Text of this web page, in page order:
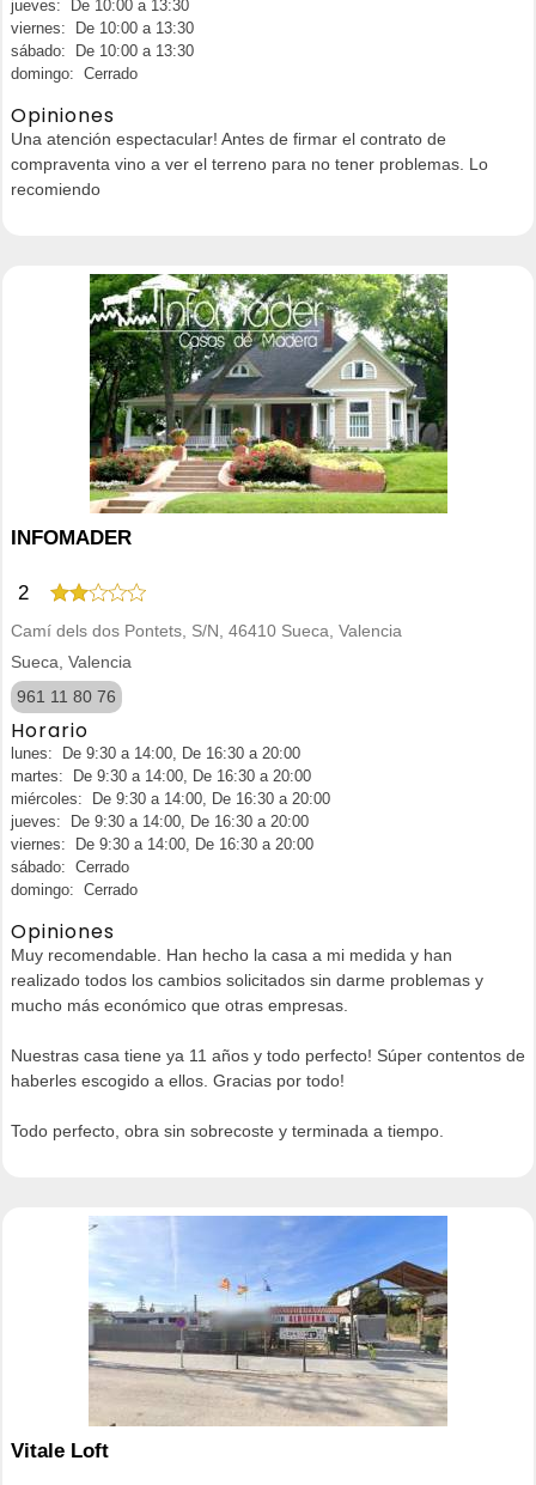
jueves: De 10:00 a 13:30
viernes: De 10:00 a 13:30
sábado: De 10:00 a 13:30
domingo: Cerrado
Opiniones
Una atención espectacular! Antes de firmar el contrato de
compraventa vino a ver el terreno para no tener problemas. Lo
recomiendo
INFOMADER
2
Camí dels dos Pontets, S/N, 46410 Sueca, Valencia
Sueca, Valencia
961 11 80 76
Horario
lunes: De 9:30 a 14:00, De 16:30 a 20:00
martes: De 9:30 a 14:00, De 16:30 a 20:00
miércoles: De 9:30 a 14:00, De 16:30 a 20:00
jueves: De 9:30 a 14:00, De 16:30 a 20:00
viernes: De 9:30 a 14:00, De 16:30 a 20:00
sábado: Cerrado
domingo: Cerrado
Opiniones
Muy recomendable. Han hecho la casa a mi medida y han
realizado todos los cambios solicitados sin darme problemas y
mucho más económico que otras empresas.
Nuestras casa tiene ya 11 años y todo perfecto! Súper contentos de
haberles escogido a ellos. Gracias por todo!
Todo perfecto, obra sin sobrecoste y terminada a tiempo.
Vitale Loft